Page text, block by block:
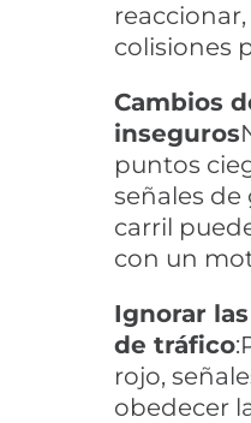
colisiones
Cambios
inseguros
puntos
señales
carril
con un
Ignorar
de tráfico
rojo,
obedecer